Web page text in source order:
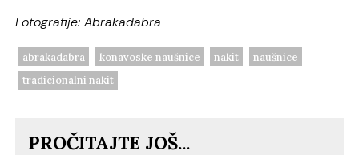
Fotografije: Abrakadabra
abrakadabra konavoske naušnice nakit
naušnice
tradicionalni nakit
PROČITAJTE JOŠ...